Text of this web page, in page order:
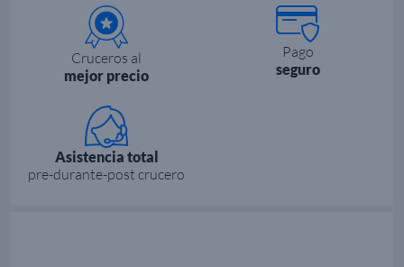
Cruceros al
mejor precio
Pago
seguro
Asistencia total
pre-durante-post crucero